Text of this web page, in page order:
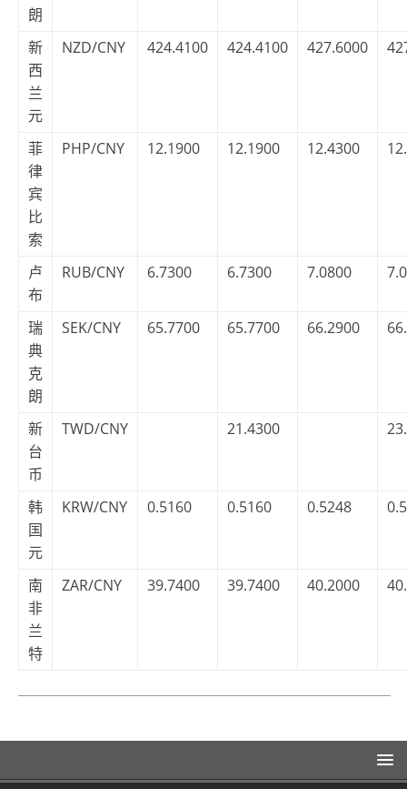
朗
新
西
兰
元
NZD/CNY 424.4100 424.4100 427.6000
菲
律
宾
比
索
PHP/CNY 12.1900 12.1900 12.4300
卢
布
RUB/CNY 6.7300 6.7300 7.0800
瑞
典
克
朗
SEK/CNY 65.7700 65.7700 66.2900
新
台
币
TWD/CNY 21.4300
韩
国
元
KRW/CNY 0.5160 0.5160 0.5248
南
非
兰
特
ZAR/CNY 39.7400 39.7400 40.2000